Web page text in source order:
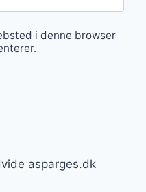
i denne browser
asparges.dk